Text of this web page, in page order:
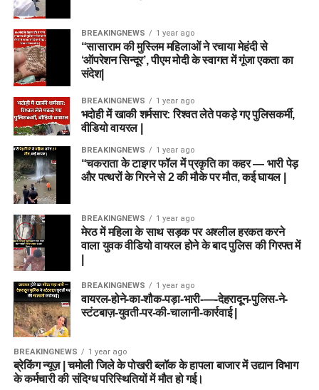
BREAKINGNEWS 1 year ago
“सासाराम की मुस्लिम महिलाओं ने रचाया मेहंदी से
‘ऑपरेशन सिन्दूर’, पीएम मोदी के स्वागत में गूंजा एकता का
संदेश|
BREAKINGNEWS 1 year ago
भदोही में खाकी शर्मसार: रिश्वत लेते पकड़े गए पुलिसकर्मी,
वीडियो वायरल |
BREAKINGNEWS 1 year ago
“चकराता के टाइगर फॉल में प्रकृति का कहर — भारी पेड़
और पत्थरों के गिरने से 2 की मौके पर मौत, कई घायल |
BREAKINGNEWS 1 year ago
मेरठ में महिला के साथ सड़क पर अश्लील हरकत करने
वाला युवक वीडियो वायरल होने के बाद पुलिस की गिरफ्त में
BREAKINGNEWS 1 year ago
वायरल-होने-का-शौक-पड़ा-भारी-—-देहरादून-पुलिस-ने-
स्टंटबाज़-युवती-पर-की-चालानी-कार्रवाई |
BREAKINGNEWS 1 year ago
ब्रेकिंग न्यूज़ | चमोली जिले के पोखरी ब्लॉक के हापला बाजार में उद्यान विभाग
के कर्मचारी की संदिग्ध परिस्थितियों में मौत हो गई।